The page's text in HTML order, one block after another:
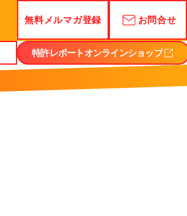
無料メルマガ登録 お問合せ
特許レポートオンラインショップ